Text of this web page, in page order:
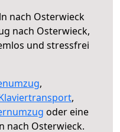
nach Osterwieck
nach Osterwieck,
und stressfrei
,
,
oder eine
nach Osterwieck.